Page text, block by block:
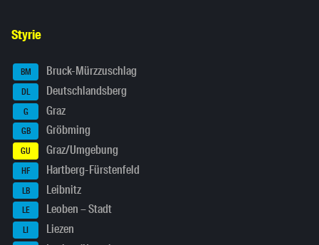
Styrie
BM Bruck-Mürzzuschlag
DL Deutschlandsberg
G Graz
GB Gröbming
GU Graz/Umgebung
HF Hartberg-Fürstenfeld
LB Leibnitz
LE Leoben – Stadt
LI Liezen